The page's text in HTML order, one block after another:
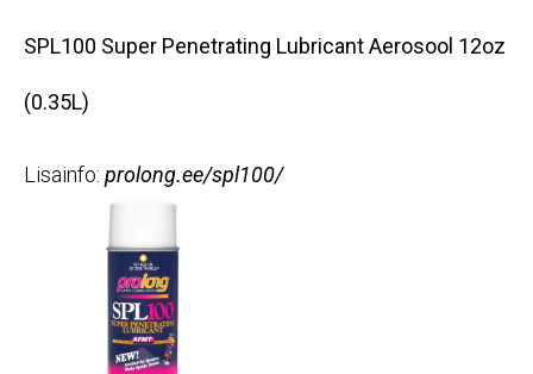
SPL100 Super Penetrating Lubricant Aerosool 12oz
(0.35L)
Lisainfo: prolong.ee/spl100/